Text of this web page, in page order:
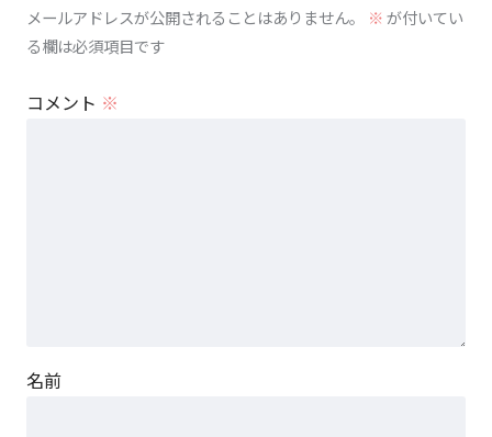
メールアドレスが公開されることはありません。 ※が付いてい
る欄は必須項目です
コメント ※
名前